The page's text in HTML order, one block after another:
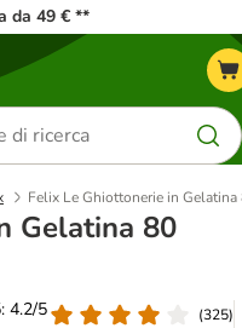
da 49 € **
Felix Le Ghiottonerie in Gelatina
Gelatina 80
4.2/5
(325)